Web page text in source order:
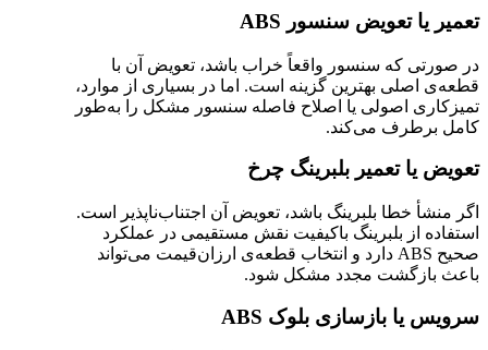
تعمیر یا تعویض سنسور ABS
در صورتی که سنسور واقعاً خراب باشد، تعویض آن با
قطعه‌ی اصلی بهترین گزینه است. اما در بسیاری از موارد،
تمیزکاری اصولی یا اصلاح فاصله سنسور مشکل را به‌طور
کامل برطرف می‌کند.
تعویض یا تعمیر بلبرینگ چرخ
اگر منشأ خطا بلبرینگ باشد، تعویض آن اجتناب‌ناپذیر است.
استفاده از بلبرینگ باکیفیت نقش مستقیمی در عملکرد
صحیح ABS دارد و انتخاب قطعه‌ی ارزان‌قیمت می‌تواند
باعث بازگشت مجدد مشکل شود.
سرویس یا بازسازی بلوک ABS